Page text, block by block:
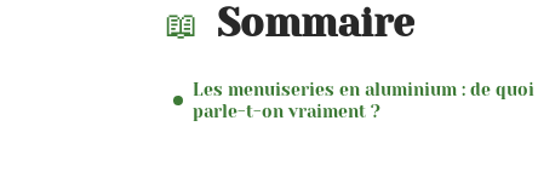
Sommaire
Les menuiseries en aluminium : de quoi
parle-t-on vraiment ?